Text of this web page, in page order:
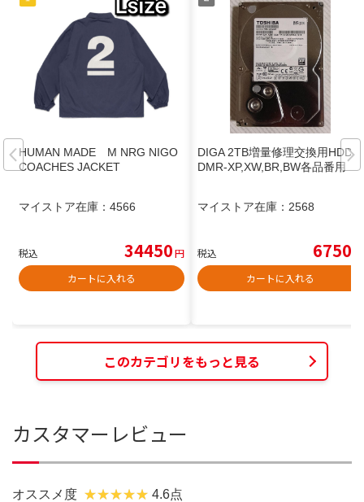
HUMAN MADE M NRG NIGO
COACHES JACKET
マイストア在庫： 4566
税込 34450円
カートに入れる
DIGA 2TB増量修理交換用HDD
DMR-XP,XW,BR,BW各品番用
マイストア在庫： 2568
税込 6750
カートに入れる
このカテゴリをもっと見る
カスタマーレビュー
オススメ度 4.6点